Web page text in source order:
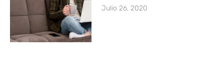
Julio 26, 2020